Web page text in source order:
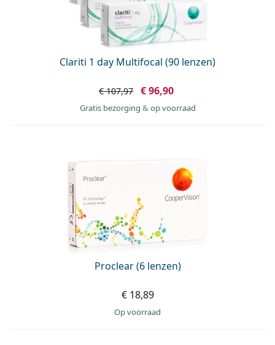
Clariti 1 day Multifocal (90 lenzen)
€ 107,97 € 96,90
Gratis bezorging & op voorraad
Proclear (6 lenzen)
€ 18,89
op voorraad